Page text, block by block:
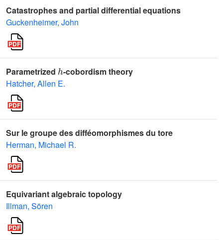
Catastrophes and partial differential equations
Guckenheimer, John
Parametrized
-cobordism theory
Hatcher, Allen E.
Sur le groupe des difféomorphismes du tore
Herman, Michael R.
Equivariant algebraic topology
Illman, Sören